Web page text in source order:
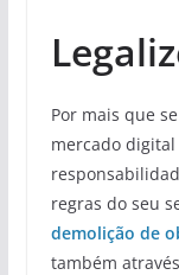
Por mais que
mercado
regras do seu
demolição de
também